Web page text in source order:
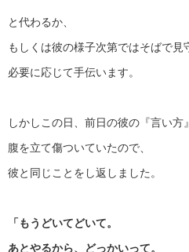
と代わるか、
もしくは彼の様子次第ではそばで見
必要に応じて手伝います。
しかしこの日、前日の彼の『言い方
腹を立て傷ついていたので、
彼と同じことをし返しました。
「もうどいてどいて。
あとやるから、どっかいって。